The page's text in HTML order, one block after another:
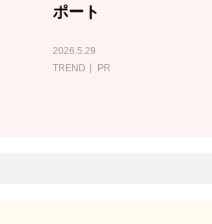
ポート
2026.5.29
TREND
PR